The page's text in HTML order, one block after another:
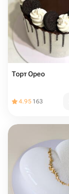
Торт Орео
4.95 163